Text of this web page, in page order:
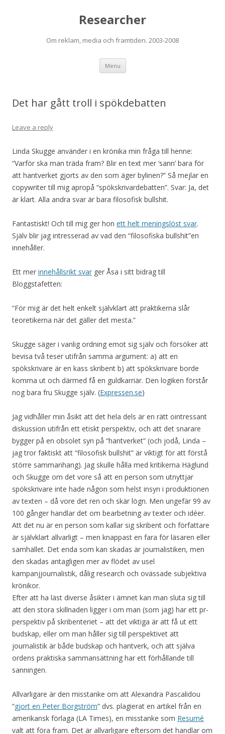
Researcher
Om reklam, media och framtiden. 2003-2008
Menu Skip to content
Det har gått troll i spökdebatten
Leave a reply
Linda Skugge använder i en krönika min fråga till henne:
“Varför ska man träda fram? Blir en text mer ‘sann’ bara för
att hantverket gjorts av den som äger bylinen?” Så mejlar en
copywriter till mig apropå “spökskrivardebatten”. Svar: Ja, det
är klart. Alla andra svar är bara filosofisk bullshit.
Fantastiskt! Och till mig ger hon ett helt meningslöst svar.
Själv blir jag intresserad av vad den “filosofiska bullshit”en
innehåller.
Ett mer innehållsrikt svar ger Åsa i sitt bidrag till
Bloggstafetten:
“För mig är det helt enkelt självklart att praktikerna slår
teoretikerna när det gäller det mesta.”
Skugge säger i vanlig ordning emot sig själv och försöker att
bevisa två teser utifrån samma argument: a) att en
spökskrivare är en kass skribent b) att spökskrivare borde
komma ut och därmed få en guldkarriär. Den logiken förstår
nog bara fru Skugge själv. (Expressen.se)
Jag vidhåller min åsikt att det hela dels är en rätt ointressant
diskussion utifrån ett etiskt perspektiv, och att det snarare
bygger på en obsolet syn på “hantverket” (och jodå, Linda –
jag tror faktiskt att “filosofisk bullshit” är viktigt för att förstå
större sammanhang). Jag skulle hålla med kritikerna Häglund
och Skugge om det vore så att en person som utnyttjar
spökskrivare inte hade någon som helst insyn i produktionen
av texten – då vore det ren och skär lögn. Men ungefär 99 av
100 gånger handlar det om bearbetning av texter och idéer.
Att det nu är en person som kallar sig skribent och författare
är självklart allvarligt – men knappast en fara för läsaren eller
samhället. Det enda som kan skadas är journalistiken, men
den skadas antagligen mer av flödet av usel
kampanjjournalistik, dålig research och ovässade subjektiva
krönikor.
Efter att ha läst diverse åsikter i ämnet kan man sluta sig till
att den stora skillnaden ligger i om man (som jag) har ett pr-
perspektiv på skribenteriet – att det viktiga är att få ut ett
budskap, eller om man håller sig till perspektivet att
journalistik är både budskap och hantverk, och att själva
ordens praktiska sammansättning har ett förhållande till
sanningen.
Allvarligare är den misstanke om att Alexandra Pascalidou
“gjort en Peter Borgström” dvs. plagierat en artikel från en
amerikansk förlaga (LA Times), en misstanke som Resumé
valt att föra fram. Det är allvarligare eftersom det handlar om